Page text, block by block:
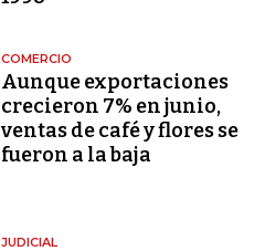
COMERCIO
Aunque exportaciones
crecieron 7% en junio,
ventas de café y flores se
fueron a la baja
JUDICIAL